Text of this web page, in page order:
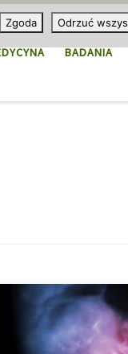
BADANIA
Zgoda Odrzuć